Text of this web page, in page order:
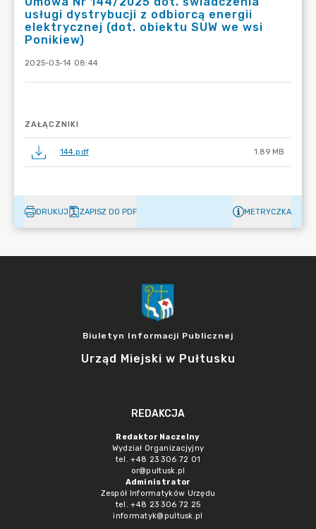
usługi dystrybucji z odbiorcą energii
elektrycznej (dot. obiektu SUW we wsi
Ponikiew)
2025-03-14 08:44
ZAŁĄCZNIKI
144.pdf 1.89 MB
DRUKUJ ZAPISZ DO PDF METRYCZKA
Biuletyn Informacji Publicznej
Urząd Miejski w Pułtusku
REDAKCJA
Redaktor Naczelny
Wydział Organizacjyjny
tel. +48 23 306 72 01
or@pultusk.pl
Administrator
Zespół Informatyków Urzędu
tel. +48 23 306 72 25
informatyk@pultusk.pl